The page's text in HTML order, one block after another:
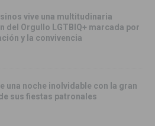
vive una multitudinaria
del Orgullo LGTBIQ+ marcada por
y la convivencia
una noche inolvidable con la gran
sus fiestas patronales